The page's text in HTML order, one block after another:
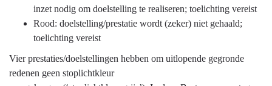
inzet nodig om doelstelling te realiseren; toelichting vereist
Rood: doelstelling/prestatie wordt (zeker) niet gehaald;
toelichting vereist
Vier prestaties/doelstellingen hebben om uitlopende gegronde
redenen geen stoplichtkleur